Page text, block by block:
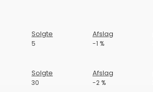
Solgte Afslag
5 -1 %
Solgte Afslag
30 -2 %